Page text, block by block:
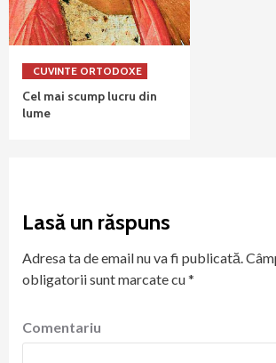
CUVINTE ORTODOXE
Cel mai scump lucru din
lume
Lasă un răspuns
Adresa ta de email nu va fi publicată.
obligatorii sunt marcate cu*
Comentariu